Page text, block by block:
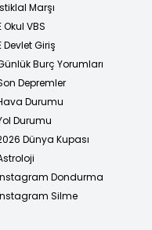
Marşı
Okul VBS
Devlet Giriş
Burç Yorumları
Depremler
Durumu
Durumu
Dünya Kupası
Dondurma
Silme